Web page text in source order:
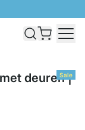
€100
Sale
deuren |